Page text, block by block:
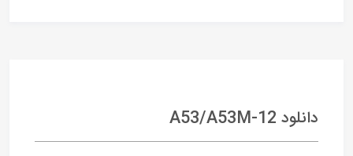
دانلود A53/A53M-12